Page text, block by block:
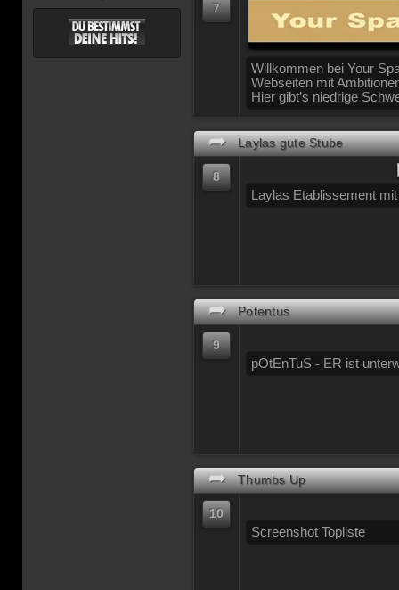
7
Willkommen bei Your
Webseiten mit
Hier gibt’s niedrige
➦ Laylas gute Stube
8
Laylas Etablissement
➦ Potentus
9
pOtEnTuS - ER ist
➦ Thumbs Up
10
Screenshot Topliste